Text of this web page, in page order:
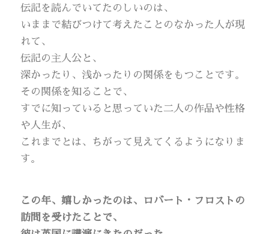
伝記を読んでいてたのしいのは、
いままで結びつけて考えたことのなかった人が現
れて、
伝記の主人公と、
深かったり、浅かったりの関係をもつことです。
その関係を知ることで、
すでに知っていると思っていた二人の作品や性格
や人生が、
これまでとは、ちがって見えてくるようになりま
す。
この年、嬉しかったのは、ロバート・フロストの
訪問を受けたことで、